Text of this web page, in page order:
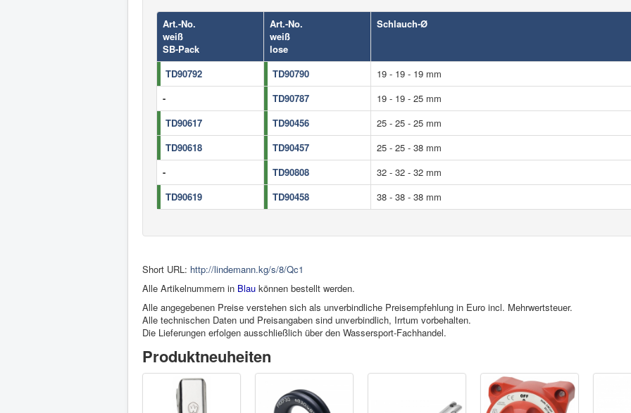
Art.-No.
weiß
SB-Pack
Art.-No.
weiß
lose
Schlauch-Ø
TD90792 TD90790
19 - 19 - 19 mm
-
TD90787
19 - 19 - 25 mm
TD90617
TD90456
25 - 25 - 25 mm
TD90618
TD90457
25 - 25 - 38 mm
-
TD90808
32 - 32 - 32 mm
TD90619
TD90458 38 - 38 - 38 mm
Short URL: http://lindemann.kg/s/8/Qc1
Alle Artikelnummern in Blau können bestellt werden.
Alle angegebenen Preise verstehen sich als unverbindliche Preisempfehlung in Euro incl. Mehrwertsteuer.
Alle technischen Daten und Preisangaben sind unverbindlich, Irrtum vorbehalten.
Die Lieferungen erfolgen ausschließlich über den Wassersport-Fachhandel.
Produktneuheiten